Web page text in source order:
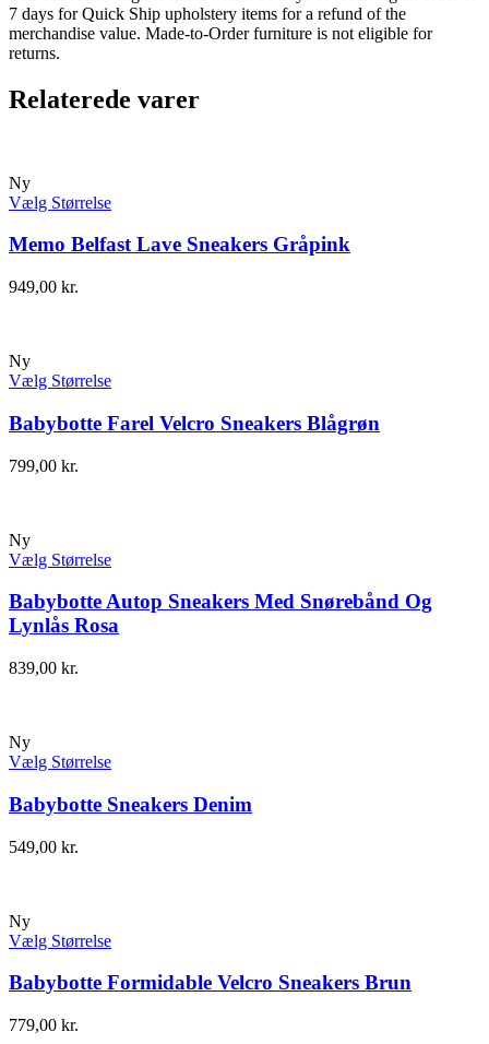
7 days for Quick Ship upholstery items for a refund of the
merchandise value. Made-to-Order furniture is not eligible for
returns.
Relaterede varer
Ny
Vælg Størrelse
Memo Belfast Lave Sneakers Gråpink
949,00 kr.
Ny
Vælg Størrelse
Babybotte Farel Velcro Sneakers Blågrøn
799,00 kr.
Ny
Vælg Størrelse
Babybotte Autop Sneakers Med Snørebånd Og
Lynlås Rosa
839,00 kr.
Ny
Vælg Størrelse
Babybotte Sneakers Denim
549,00 kr.
Ny
Vælg Størrelse
Babybotte Formidable Velcro Sneakers Brun
779,00 kr.